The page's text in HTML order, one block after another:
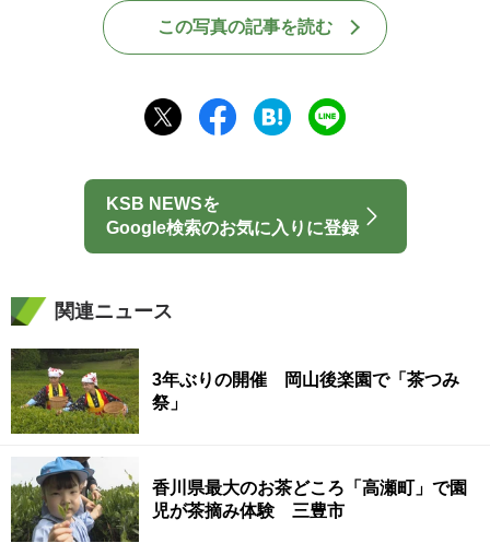
この写真の記事を読む
KSB NEWSを
Google検索のお気に入りに登録
関連ニュース
3年ぶりの開催 岡山後楽園で「茶つみ
祭」
香川県最大のお茶どころ「高瀬町」で園
児が茶摘み体験 三豊市